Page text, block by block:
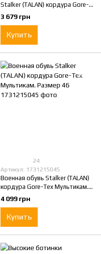
Stalker (TALAN) кордура Gore-
Tex. Размер 46
3 679 грн
Купить
24
Артикул: 1731215045
Военная обувь Stalker (TALAN)
кордура Gore-Tex Мультикам.
Размер 46
4 099 грн
Купить